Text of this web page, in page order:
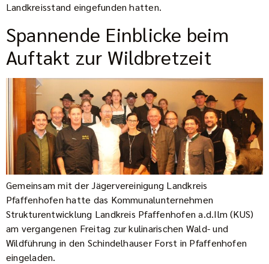
Landkreisstand eingefunden hatten.
Spannende Einblicke beim
Auftakt zur Wildbretzeit
Gemeinsam mit der Jägervereinigung Landkreis
Pfaffenhofen hatte das Kommunalunternehmen
Strukturentwicklung Landkreis Pfaffenhofen a.d.Ilm (KUS)
am vergangenen Freitag zur kulinarischen Wald- und
Wildführung in den Schindelhauser Forst in Pfaffenhofen
eingeladen.